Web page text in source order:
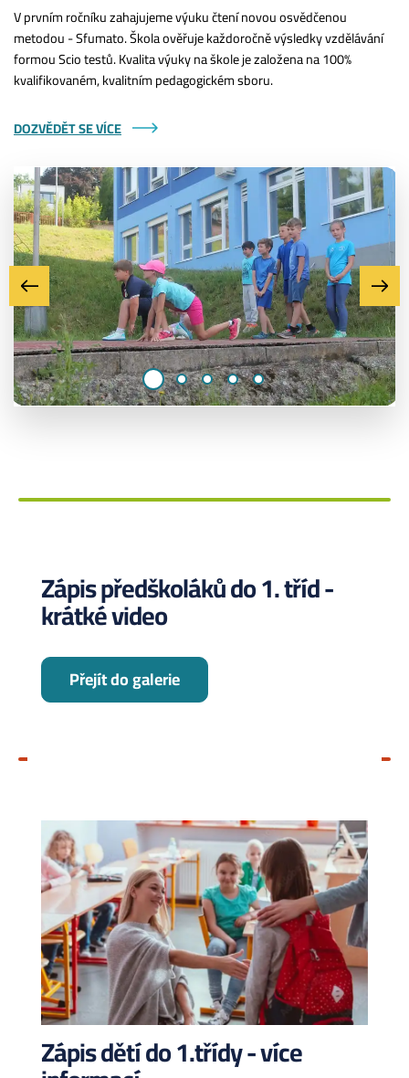
V prvním ročníku zahajujeme výuku čtení novou osvědčenou
metodou - Sfumato. Škola ověřuje každoročně výsledky vzdělávání
formou Scio testů. Kvalita výuky na škole je založena na 100%
kvalifikovaném, kvalitním pedagogickém sboru.
DOZVĚDĚT SE VÍCE
Zápis předškoláků do 1. tříd -
krátké video
Přejít do galerie
Zápis dětí do 1.třídy - více